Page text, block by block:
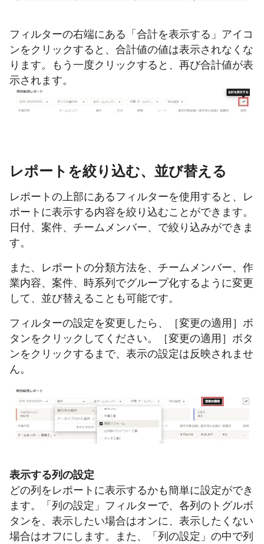
フィルターの右端にある「合計を表示する」アイコ
ンをクリックすると、合計値の値は表示されなくな
ります。もう一度クリックすると、再び合計値が表
示されます。
レポートを絞り込む、並び替える
レポートの上部にあるフィルターを使用すると、レ
ポートに表示する内容を絞り込むことができます。
日付、案件、チームメンバー、で絞り込みができま
す。
また、レポートの分類方法を、チームメンバー、作
業内容、案件、時系列でグループ化するように変更
して、並び替えることも可能です。
フィルターの設定を変更したら、［変更の適用］ボ
タンをクリックしてください。［変更の適用］ボタ
ンをクリックするまで、表示の設定は反映されませ
ん。
表示する列の設定
どの列をレポートに表示するかも簡単に設定ができ
ます。「列の設定」フィルターで、各列のトグルボ
タンを、表示したい場合はオンに、表示したくない
場合はオフにします。また、「列の設定」の中で列